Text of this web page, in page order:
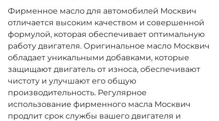
Фирменное масло для автомобилей Москвич
отличается высоким качеством и совершенной
формулой, которая обеспечивает оптимальную
работу двигателя. Оригинальное масло Москвич
обладает уникальными добавками, которые
защищают двигатель от износа, обеспечивают
чистоту и улучшают его общую
производительность. Регулярное
использование фирменного масла Москвич
продлит срок службы вашего двигателя и